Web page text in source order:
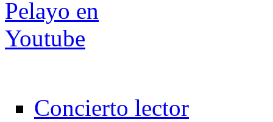
Concierto lector